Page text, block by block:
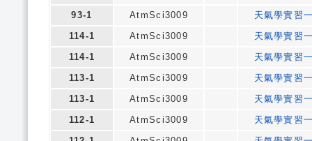
93-1
AtmSci3009
天氣學實習
114-1
AtmSci3009
天氣學實習
114-1
AtmSci3009
天氣學實習
113-1
AtmSci3009
天氣學實習
113-1
AtmSci3009
天氣學實習
112-1
AtmSci3009
天氣學實習